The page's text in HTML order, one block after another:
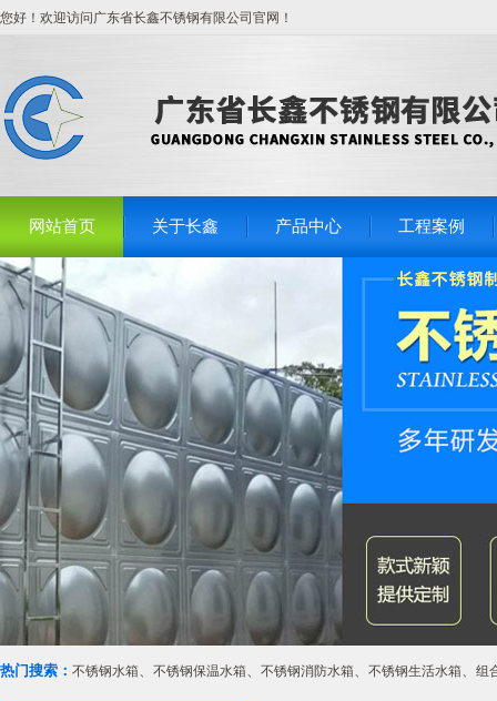
您好！欢迎访问广东省长鑫不锈钢有限公司官网！
网站首页 关于长鑫 产品中心 工程案例
热门搜索： 不锈钢水箱、 不锈钢保温水箱、 不锈钢消防水箱、 不锈钢生活水箱、 组